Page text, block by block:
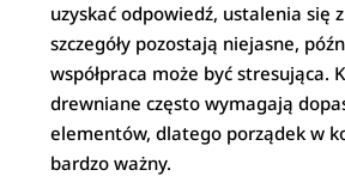
uzyskać odpowiedź, ustalenia się
szczegóły pozostają niejasne,
współpraca może być stresująca.
drewniane często wymagają
elementów, dlatego porządek w
bardzo ważny.